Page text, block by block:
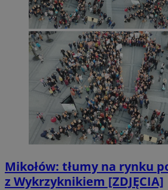
Mikołów: tłumy na rynku
z Wykrzyknikiem [ZDJĘCIA]